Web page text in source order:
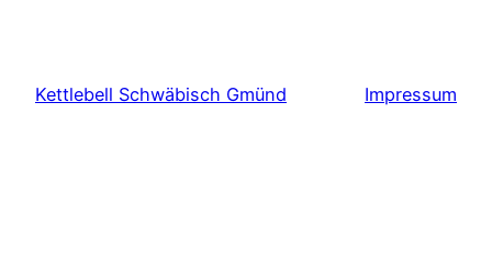
Kettlebell Schwäbisch Gmünd Impressum